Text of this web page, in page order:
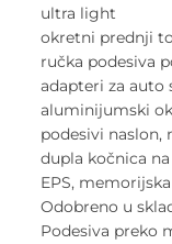
ultra light
okretni prednji
ručka podesiva
adapteri za auto
aluminijumski
podesivi naslon,
dupla kočnica
EPS,
Odobreno u
Podesiva preko